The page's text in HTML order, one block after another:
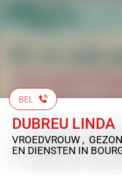
BEL
DUBREU LINDA
VROEDVROUW ,
EN DIENSTEN IN